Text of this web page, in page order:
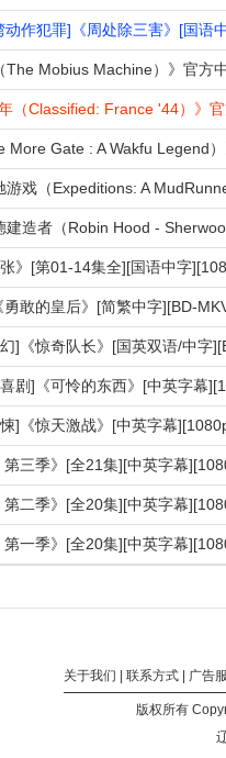
动作犯罪]《周处除三害》[国语
》[第01-14集全][国语中字
敢的皇后》[简繁中字][BD-
]《惊奇队长》[国英双语/中字
剧]《可怜的东西》[中英字幕
]《惊天激战》[中英字幕
第三季》[全21集][中英字幕
第二季》[全20集][中英字幕
第一季》[全20集][中英字幕
关于我们 联系方式 广告
版权所有